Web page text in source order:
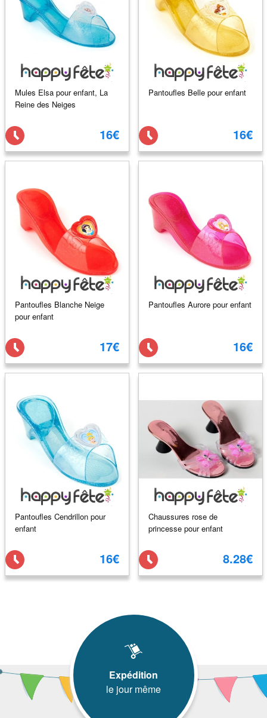
Mules Elsa pour enfant, La
Reine des Neiges
16€
Pantoufles Belle pour enfant
16€
Pantoufles Blanche Neige
pour enfant
17€
Pantoufles Aurore pour enfant
16€
Pantoufles Cendrillon pour
enfant
16€
Chaussures rose de
princesse pour enfant
8.28€
Expédition
le jour même